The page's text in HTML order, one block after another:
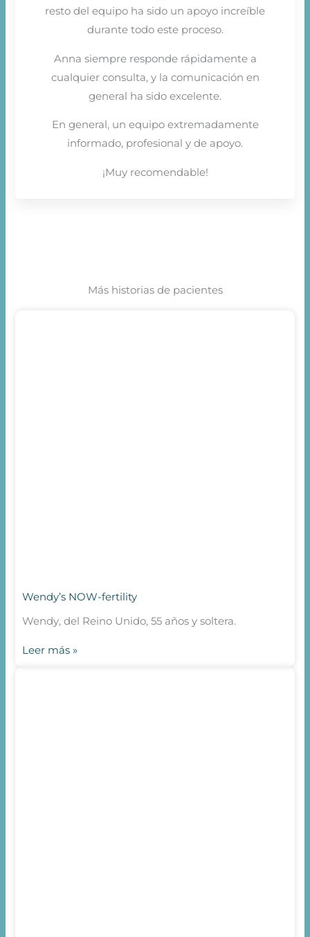
resto del equipo ha sido un apoyo increíble
durante todo este proceso.
Anna siempre responde rápidamente a
cualquier consulta, y la comunicación en
general ha sido excelente.
En general, un equipo extremadamente
informado, profesional y de apoyo.
¡Muy recomendable!
Más historias de pacientes
Wendy’s NOW-fertility
Wendy, del Reino Unido, 55 años y soltera.
Leer más »